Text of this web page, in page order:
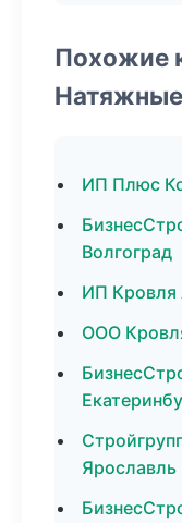
Похожие
ИП Плюс
Волгоград
ИП
ООО
Ярославль